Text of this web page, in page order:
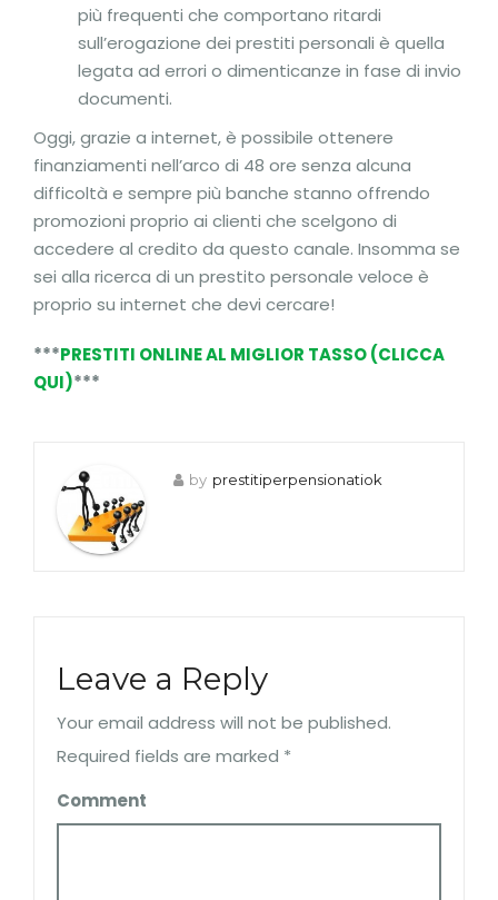
più frequenti che comportano ritardi
sull’erogazione dei prestiti personali è quella
legata ad errori o dimenticanze in fase di invio
documenti.
Oggi, grazie a internet, è possibile ottenere
finanziamenti nell’arco di 48 ore senza alcuna
difficoltà e sempre più banche stanno offrendo
promozioni proprio ai clienti che scelgono di
accedere al credito da questo canale. Insomma se
sei alla ricerca di un prestito personale veloce è
proprio su internet che devi cercare!
***PRESTITI ONLINE AL MIGLIOR TASSO (CLICCA
QUI)***
by prestitiperpensionatiok
Leave a Reply
Your email address will not be published.
Required fields are marked *
Comment